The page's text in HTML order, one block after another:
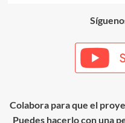
Colabora para que el
Puedes hacerlo con una